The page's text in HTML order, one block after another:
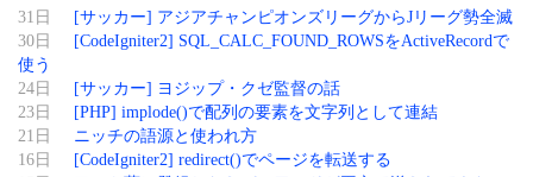
31日
[サッカー] アジアチャンピオンズリーグからJリーグ勢全滅
30日
[CodeIgniter2] SQL_CALC_FOUND_ROWSをActiveRecordで
使う
24日
[サッカー] ヨジップ・クゼ監督の話
23日
[PHP] implode()で配列の要素を文字列として連結
21日
ニッチの語源と使われ方
16日
[CodeIgniter2] redirect()でページを転送する